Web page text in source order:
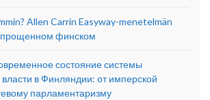
Allen Carrin Easyway-menetelmän
финском
состояние системы
власти в Финляндии: от имперской
парламентаризму